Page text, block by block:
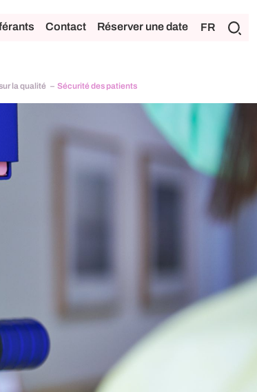
Contact Réserver une date FR
la qualité Sécurité des patients